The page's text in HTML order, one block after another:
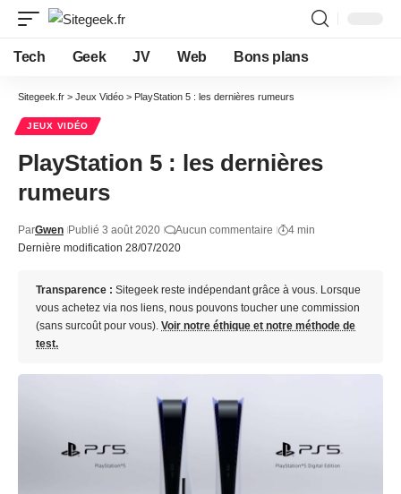
Tech Geek JV Web Bons plans
Sitegeek.fr > Jeux Vidéo > PlayStation 5 : les dernières rumeurs
JEUX VIDÉO
PlayStation 5 : les dernières
rumeurs
Dernière modification 28/07/2020
ParGwen Publié 3 août 2020 Aucun commentaire 4 min
Transparence : Sitegeek reste indépendant grâce à vous. Lorsque
vous achetez via nos liens, nous pouvons toucher une commission
(sans surcoût pour vous). Voir notre éthique et notre méthode de
test.